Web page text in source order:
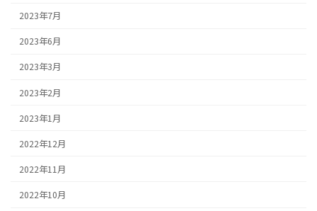
2023年7月
2023年6月
2023年3月
2023年2月
2023年1月
2022年12月
2022年11月
2022年10月